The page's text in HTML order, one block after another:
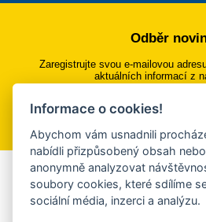
Odběr
Zaregistrujte svou e-mailovou
aktuálních informací z
Přihlásit se k
Aplikace
Chcete dostávat do svého mobilu
Informace o cookies!
Abychom vám usnadnili
nabídli přizpůsobený obsah
anonymně analyzovat
soubory cookies, které sdílíme
sociální média, inzerci a analýzu.